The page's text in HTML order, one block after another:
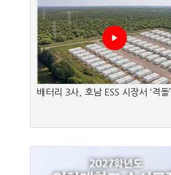
배터리 3사, 호남 ESS 시장서 ‘격돌’